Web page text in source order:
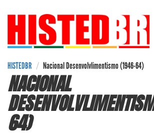
Pular
conteúdo
HISTEDBR Nacional Desenvolvlimentismo (1946-64)
NACIONAL
64)